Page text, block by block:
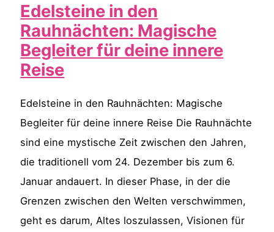
Klarheit
und
Neubeginn
Edelsteine in den
Rauhnächten: Magische
Begleiter für deine innere
Reise
Edelsteine in den Rauhnächten: Magische
Begleiter für deine innere Reise Die Rauhnächte
sind eine mystische Zeit zwischen den Jahren,
die traditionell vom 24. Dezember bis zum 6.
Januar andauert. In dieser Phase, in der die
Grenzen zwischen den Welten verschwimmen,
geht es darum, Altes loszulassen, Visionen für